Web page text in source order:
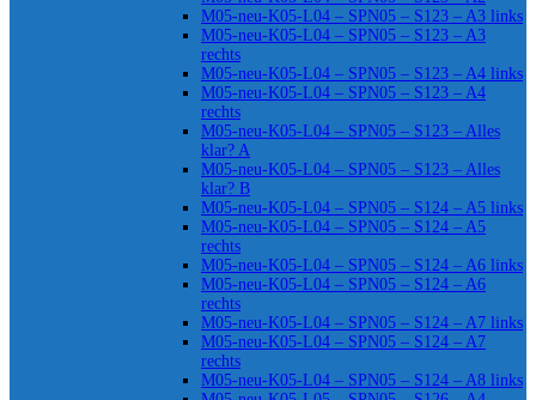
M05-neu-K05-L04 – SPN05 – S123 – A3 links
M05-neu-K05-L04 – SPN05 – S123 – A3
rechts
M05-neu-K05-L04 – SPN05 – S123 – A4 links
M05-neu-K05-L04 – SPN05 – S123 – A4
rechts
M05-neu-K05-L04 – SPN05 – S123 – Alles
klar? A
M05-neu-K05-L04 – SPN05 – S123 – Alles
klar? B
M05-neu-K05-L04 – SPN05 – S124 – A5 links
M05-neu-K05-L04 – SPN05 – S124 – A5
rechts
M05-neu-K05-L04 – SPN05 – S124 – A6 links
M05-neu-K05-L04 – SPN05 – S124 – A6
rechts
M05-neu-K05-L04 – SPN05 – S124 – A7 links
M05-neu-K05-L04 – SPN05 – S124 – A7
rechts
M05-neu-K05-L04 – SPN05 – S124 – A8 links